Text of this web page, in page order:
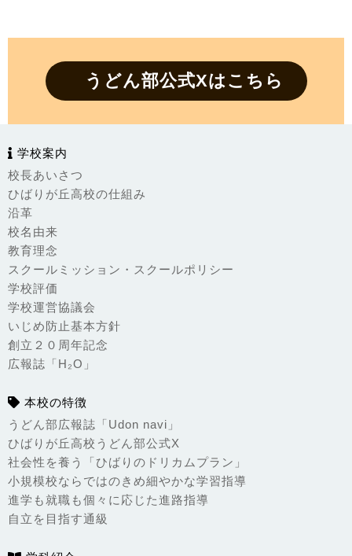
うどん部公式Xはこちら
学校案内
校長あいさつ
ひばりが丘高校の仕組み
沿革
校名由来
教育理念
スクールミッション・スクールポリシー
学校評価
学校運営協議会
いじめ防止基本方針
創立２０周年記念
広報誌「H₂O」
本校の特徴
うどん部広報誌「Udon navi」
ひばりが丘高校うどん部公式X
社会性を養う「ひばりのドリカムプラン」
小規模校ならではのきめ細やかな学習指導
進学も就職も個々に応じた進路指導
自立を目指す通級